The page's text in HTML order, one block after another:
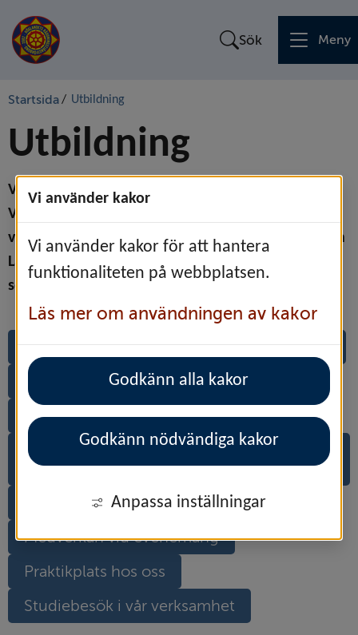
Vi använder kakor
Vi använder kakor för att hantera
funktionaliteten på webbplatsen.
Läs mer om användningen av kakor
Godkänn alla kakor
Godkänn nödvändiga kakor
Anpassa inställningar
Sök Meny
Startsida/ Utbildning
Utbildning
Vi erbjuder utbildning och information för
Vetlanda och Nässjö kommuner. Vi gör det genom
vårt förebyggande och rådgivande uppdrag utifrån
Lag om skydd mot olyckor (2003:778), men också
som en del av kommunfamiljen.
Föreningar
Företag och organisationer
Gymnasiekurs inom brandskydd
Intresseanmälan utbildningar
Kommunal verksamhet eller kommunalt
bolag/förbund
Lärcenter eller vuxenutbildning
Medverkan vid evenemang
Praktikplats hos oss
Studiebesök i vår verksamhet